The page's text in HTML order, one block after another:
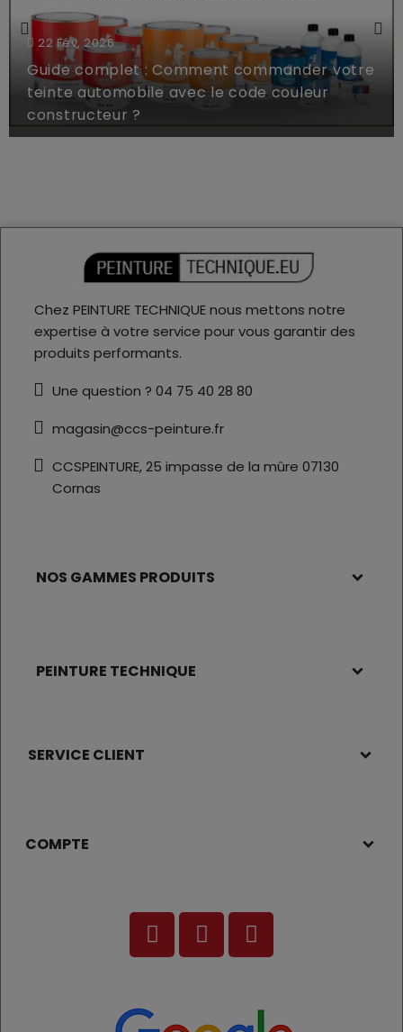
22 Fév, 2026
Guide complet : Comment commander votre
teinte automobile avec le code couleur
constructeur ?
Chez PEINTURE TECHNIQUE nous mettons notre
expertise à votre service pour vous garantir des
produits performants.
Une question ? 04 75 40 28 80
magasin@ccs-peinture.fr
CCSPEINTURE, 25 impasse de la mûre 07130
Cornas
NOS GAMMES PRODUITS
PEINTURE TECHNIQUE
SERVICE CLIENT
COMPTE